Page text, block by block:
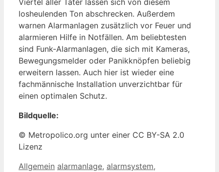
losheulenden Ton abschrecken. Außerdem
warnen Alarmanlagen zusätzlich vor Feuer und
alarmieren Hilfe in Notfällen. Am beliebtesten
sind Funk-Alarmanlagen, die sich mit Kameras,
Bewegungsmelder oder Panikknöpfen beliebig
erweitern lassen. Auch hier ist wieder eine
fachmännische Installation unverzichtbar für
einen optimalen Schutz.
Bildquelle:
© Metropolico.org unter einer CC BY-SA 2.0
Lizenz
Kategorien
Allgemein Schlagwörter
alarmanlage, alarmsystem,